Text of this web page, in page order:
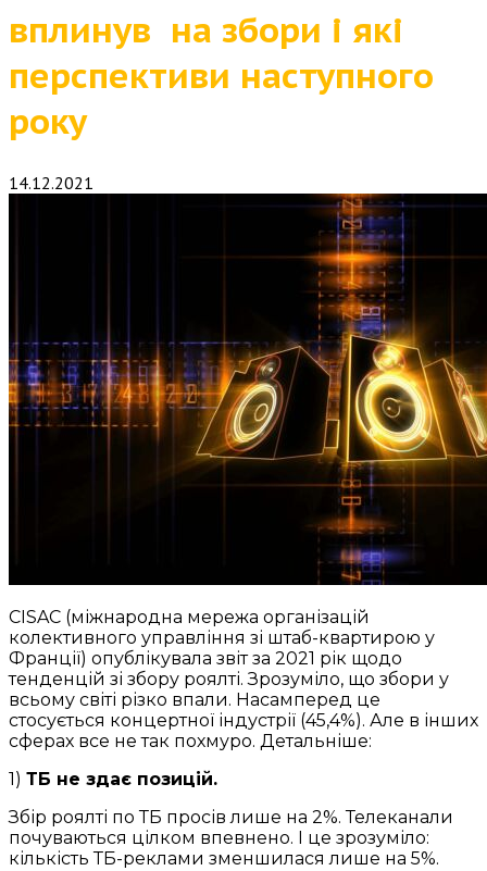
вплинув на збори і які
перспективи наступного
року
14.12.2021
CISAC (міжнародна мережа організацій
колективного управління зі штаб-квартирою у
Франції) опублікувала звіт за 2021 рік щодо
тенденцій зі збору роялті. Зрозуміло, що збори у
всьому світі різко впали. Насамперед це
стосується концертної індустрії (45,4%). Але в інших
сферах все не так похмуро. Детальніше:
1) ТБ не здає позицій.
Збір роялті по ТБ просів лише на 2%. Телеканали
почуваються цілком впевнено. І це зрозуміло:
кількість ТБ-реклами зменшилася лише на 5%.